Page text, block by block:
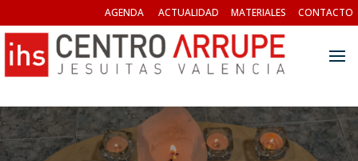
AGENDA ACTUALIDAD MATERIALES CONTACTO